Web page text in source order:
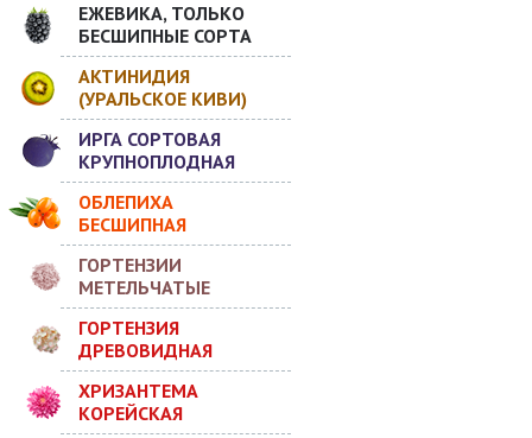
ЕЖЕВИКА, ТОЛЬКО
БЕСШИПНЫЕ СОРТА
АКТИНИДИЯ
(УРАЛЬСКОЕ КИВИ)
ИРГА СОРТОВАЯ
КРУПНОПЛОДНАЯ
ОБЛЕПИХА
БЕСШИПНАЯ
ГОРТЕНЗИИ
МЕТЕЛЬЧАТЫЕ
ГОРТЕНЗИЯ
ДРЕВОВИДНАЯ
ХРИЗАНТЕМА
КОРЕЙСКАЯ